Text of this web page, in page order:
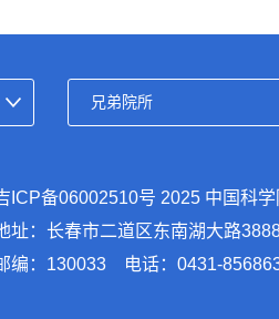
ICP备06002510号 2025 中国科
址：长春市二道区东南湖大路
编：130033 电话：0431-